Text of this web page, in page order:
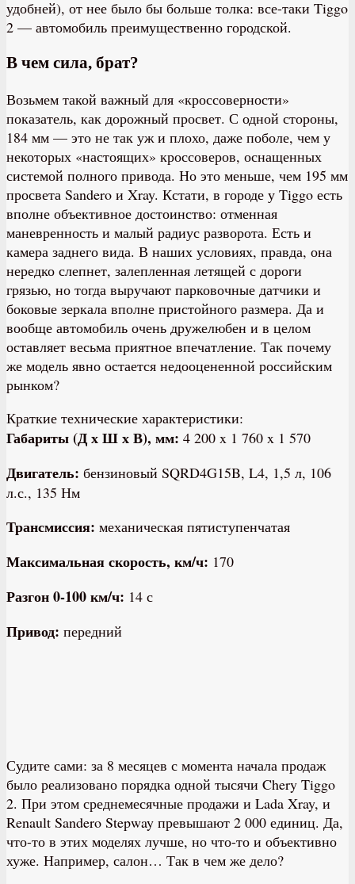
удобней), от нее было бы больше толка: все-таки Tiggo
2 — автомобиль преимущественно городской.
В чем сила, брат?
Возьмем такой важный для «кроссоверности»
показатель, как дорожный просвет. С одной стороны,
184 мм — это не так уж и плохо, даже поболе, чем у
некоторых «настоящих» кроссоверов, оснащенных
системой полного привода. Но это меньше, чем 195 мм
просвета Sandero и Xray. Кстати, в городе у Tiggo есть
вполне объективное достоинство: отменная
маневренность и малый радиус разворота. Есть и
камера заднего вида. В наших условиях, правда, она
нередко слепнет, залепленная летящей с дороги
грязью, но тогда выручают парковочные датчики и
боковые зеркала вполне пристойного размера. Да и
вообще автомобиль очень дружелюбен и в целом
оставляет весьма приятное впечатление. Так почему
же модель явно остается недооцененной российским
рынком?
Краткие технические характеристики:
Габариты (Д х Ш х В), мм: 4 200 x 1 760 x 1 570
Двигатель: бензиновый SQRD4G15B, L4, 1,5 л, 106
л.с., 135 Нм
Трансмиссия: механическая пятиступенчатая
Максимальная скорость, км/ч: 170
Разгон 0-100 км/ч: 14 с
Привод: передний
Судите сами: за 8 месяцев с момента начала продаж
было реализовано порядка одной тысячи Chery Tiggo
2. При этом среднемесячные продажи и Lada Xray, и
Renault Sandero Stepway превышают 2 000 единиц. Да,
что-то в этих моделях лучше, но что-то и объективно
хуже. Например, салон… Так в чем же дело?